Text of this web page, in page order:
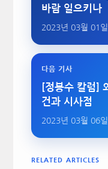
바람 일으키나
2023년 03월 01일
다음 기사
[정봉수 칼럼]
건과 시사점
2023년 03월 06일
RELATED ARTICLES